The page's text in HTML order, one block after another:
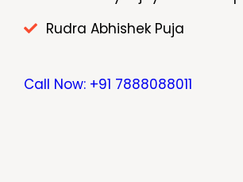
Rudra Abhishek Puja
Call Now: +91 7888088011